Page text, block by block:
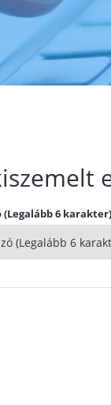
(Legalább 6 karakter)